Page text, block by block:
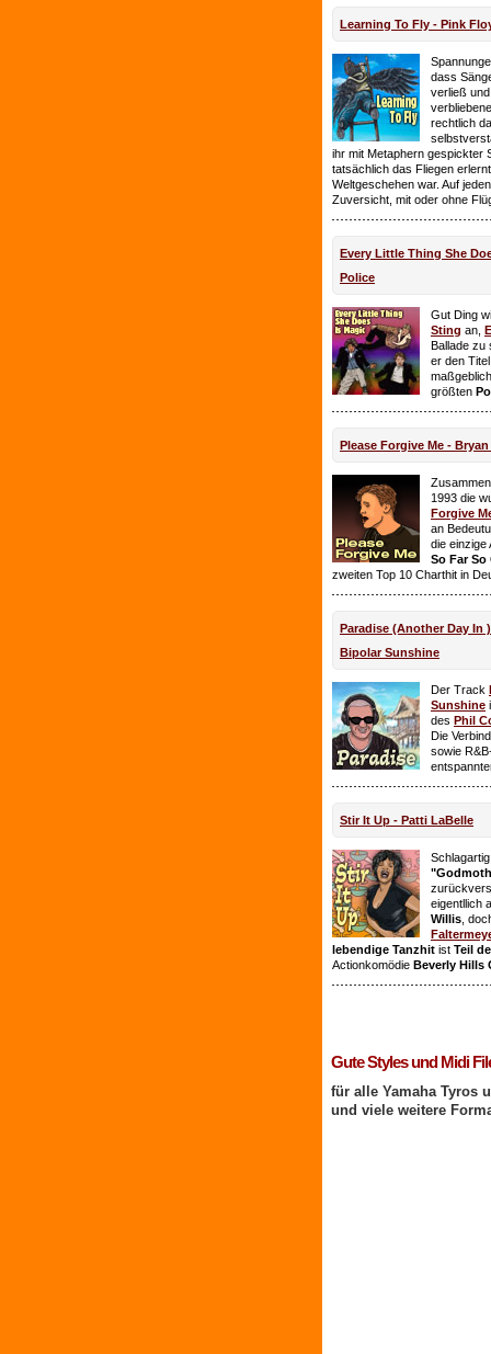
Learning To Fly - Pink
dass
verließ
rechtlich
ihr mit Metaphern gespickter
tatsächlich das Fliegen
Weltgeschehen war. Auf
Zuversicht, mit oder ohne
Every Little Thing She
Police
Gut Ding
Sting an,
Ballade zu
er den
größten
Please Forgive Me -
1993 die
Forgive
an
die einzige
So Far So
zweiten Top 10 Charthit in
Paradise (Another Day In
Bipolar Sunshine
Der Track
Sunshine
des Phil
Die
sowie
Stir It Up - Patti LaBelle
eigentllich
Willis ,
lebendige Tanzhit ist Teil
Actionkomödie Beverly Hills
Gute Styles und Midi
für alle Yamaha Tyros
und viele weitere